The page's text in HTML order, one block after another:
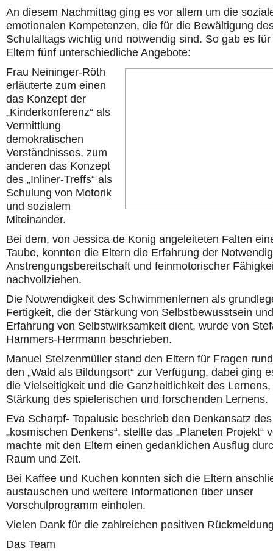
An diesem Nachmittag ging es vor allem um die
emotionalen Kompetenzen, die für die Bewältigung
Schulalltags wichtig und notwendig sind. So gab es für
Eltern fünf unterschiedliche Angebote:
Frau Neininger-Röth
erläuterte zum einen
das Konzept der
„Kinderkonferenz“ als
Vermittlung
demokratischen
Verständnisses, zum
anderen das Konzept
des „Inliner-Treffs“ als
Schulung von Motorik
und sozialem
Miteinander.
Bei dem, von Jessica de Konig angeleiteten Falten
Taube, konnten die Eltern die Erfahrung der
Anstrengungsbereitschaft und feinmotorischer
nachvollziehen.
Die Notwendigkeit des Schwimmenlernen als
Fertigkeit, die der Stärkung von Selbstbewusstsein
Erfahrung von Selbstwirksamkeit dient, wurde von
Hammers-Herrmann beschrieben.
Manuel Stelzenmüller stand den Eltern für Fragen
den „Wald als Bildungsort“ zur Verfügung, dabei ging
die Vielseitigkeit und die Ganzheitlichkeit des Lernens,
Stärkung des spielerischen und forschenden Lernens.
Eva Scharpf- Topalusic beschrieb den Denkansatz des
„kosmischen Denkens“, stellte das „Planeten Projekt“
machte mit den Eltern einen gedanklichen Ausflug
Raum und Zeit.
Bei Kaffee und Kuchen konnten sich die Eltern
austauschen und weitere Informationen über unser
Vorschulprogramm einholen.
Vielen Dank für die zahlreichen positiven
Das Team